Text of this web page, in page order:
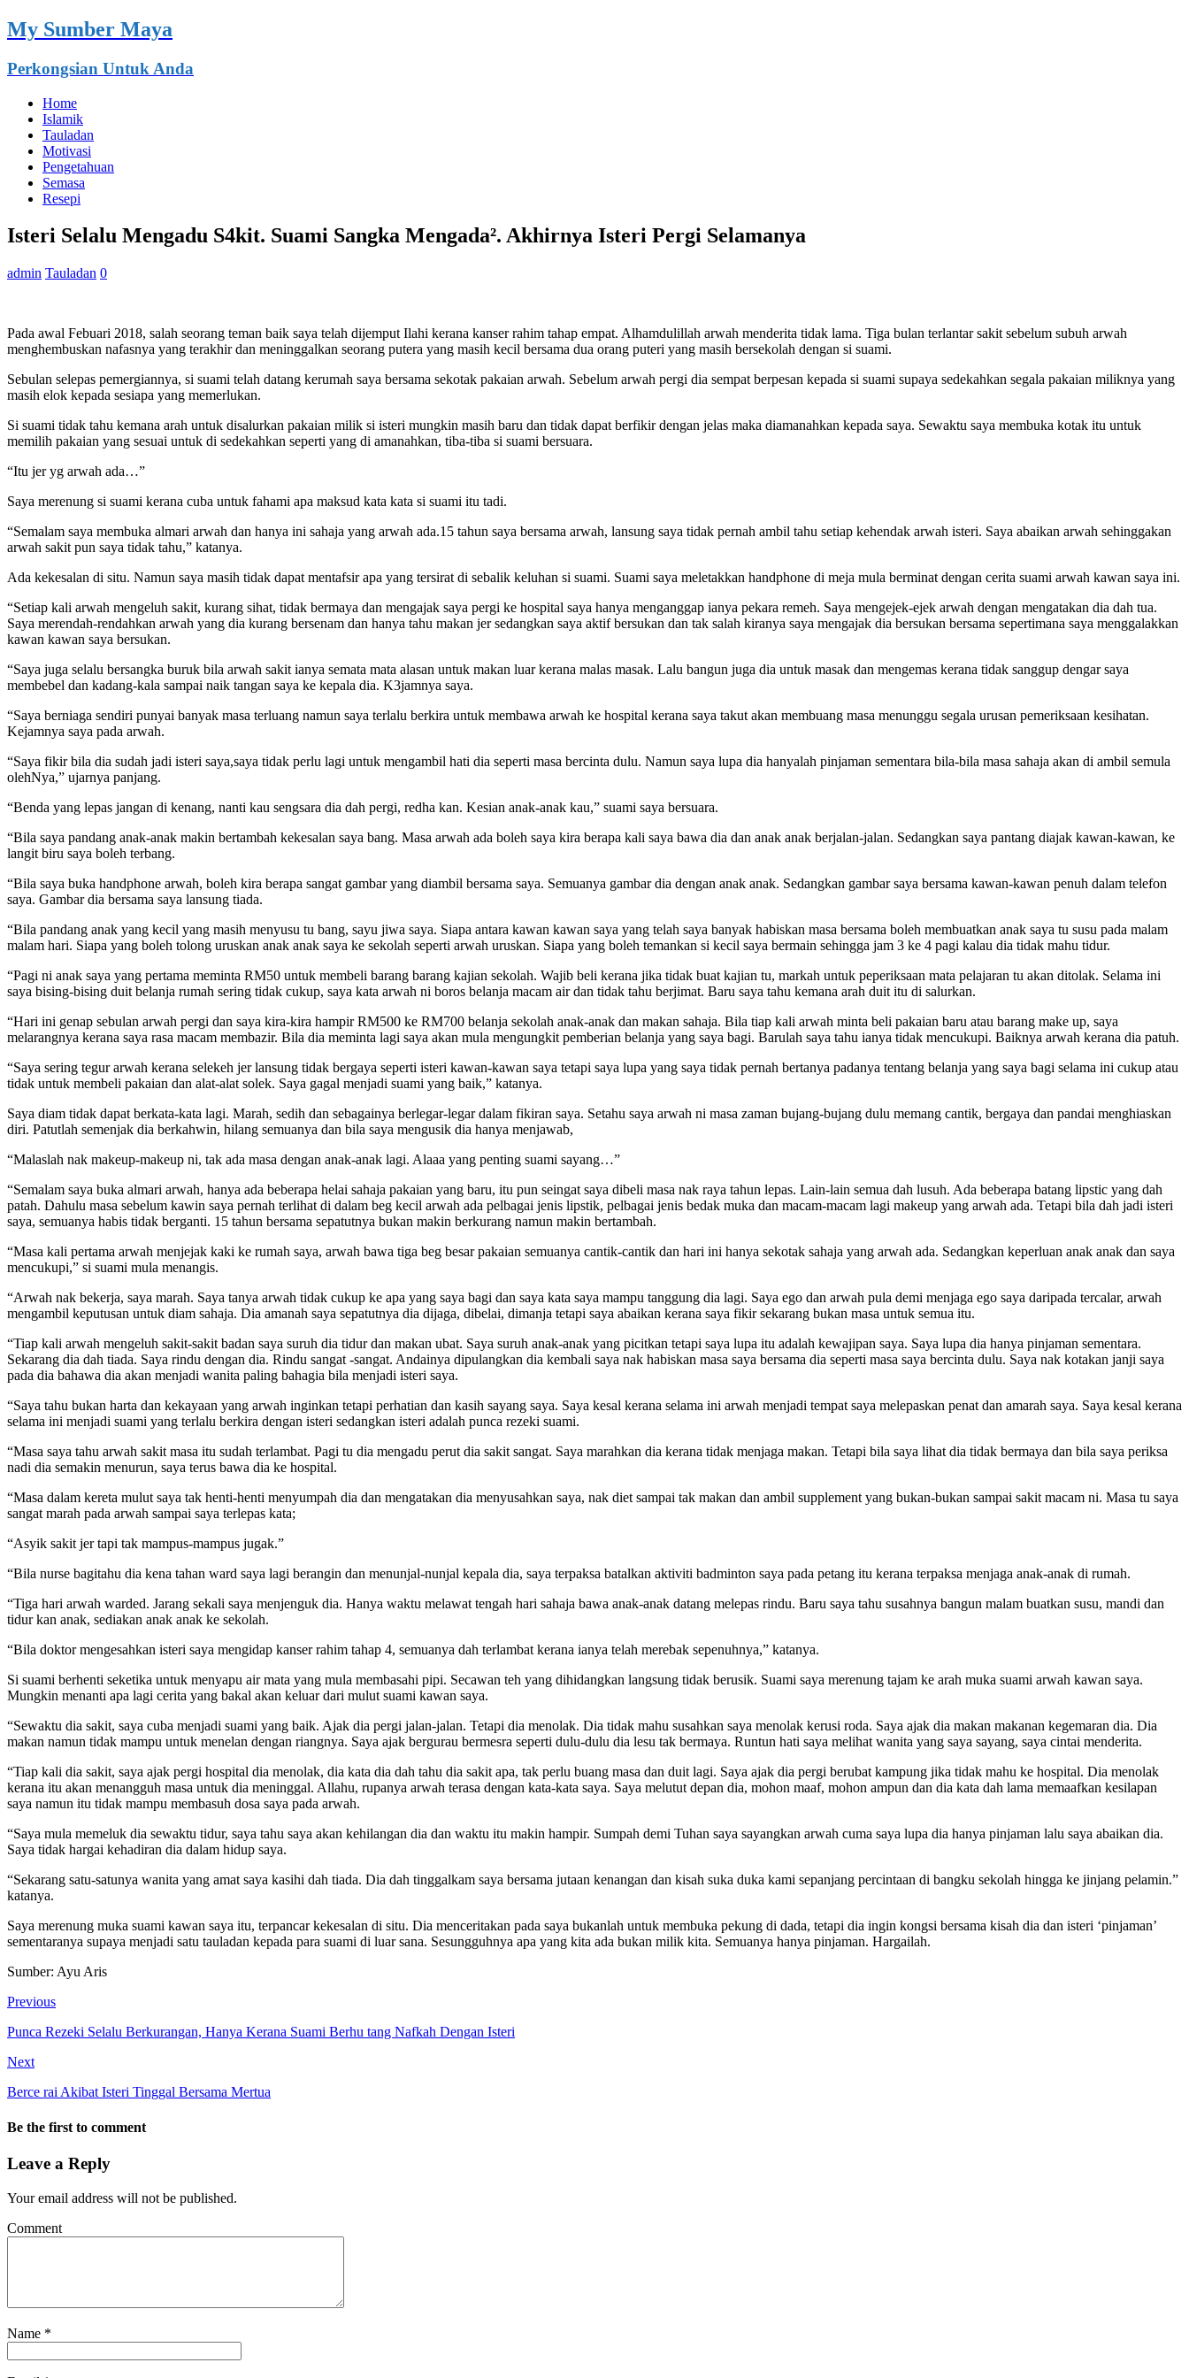
My Sumber Maya
Perkongsian Untuk Anda
Home
Islamik
Tauladan
Motivasi
Pengetahuan
Semasa
Resepi
Isteri Selalu Mengadu S4kit. Suami Sangka Mengada². Akhirnya Isteri Pergi Selamanya
admin Tauladan 0
Pada awal Febuari 2018, salah seorang teman baik saya telah dijemput Ilahi kerana kanser rahim tahap empat. Alhamdulillah arwah menderita tidak lama. Tiga bulan terlantar sakit sebelum subuh arwah
menghembuskan nafasnya yang terakhir dan meninggalkan seorang putera yang masih kecil bersama dua orang puteri yang masih bersekolah dengan si suami.
Sebulan selepas pemergiannya, si suami telah datang kerumah saya bersama sekotak pakaian arwah. Sebelum arwah pergi dia sempat berpesan kepada si suami supaya sedekahkan segala pakaian miliknya yang
masih elok kepada sesiapa yang memerlukan.
Si suami tidak tahu kemana arah untuk disalurkan pakaian milik si isteri mungkin masih baru dan tidak dapat berfikir dengan jelas maka diamanahkan kepada saya. Sewaktu saya membuka kotak itu untuk
memilih pakaian yang sesuai untuk di sedekahkan seperti yang di amanahkan, tiba-tiba si suami bersuara.
“Itu jer yg arwah ada…”
Saya merenung si suami kerana cuba untuk fahami apa maksud kata kata si suami itu tadi.
“Semalam saya membuka almari arwah dan hanya ini sahaja yang arwah ada.15 tahun saya bersama arwah, lansung saya tidak pernah ambil tahu setiap kehendak arwah isteri. Saya abaikan arwah sehinggakan
arwah sakit pun saya tidak tahu,” katanya.
Ada kekesalan di situ. Namun saya masih tidak dapat mentafsir apa yang tersirat di sebalik keluhan si suami. Suami saya meletakkan handphone di meja mula berminat dengan cerita suami arwah kawan saya ini.
“Setiap kali arwah mengeluh sakit, kurang sihat, tidak bermaya dan mengajak saya pergi ke hospital saya hanya menganggap ianya pekara remeh. Saya mengejek-ejek arwah dengan mengatakan dia dah tua.
Saya merendah-rendahkan arwah yang dia kurang bersenam dan hanya tahu makan jer sedangkan saya aktif bersukan dan tak salah kiranya saya mengajak dia bersukan bersama sepertimana saya menggalakkan
kawan kawan saya bersukan.
“Saya juga selalu bersangka buruk bila arwah sakit ianya semata mata alasan untuk makan luar kerana malas masak. Lalu bangun juga dia untuk masak dan mengemas kerana tidak sanggup dengar saya
membebel dan kadang-kala sampai naik tangan saya ke kepala dia. K3jamnya saya.
“Saya berniaga sendiri punyai banyak masa terluang namun saya terlalu berkira untuk membawa arwah ke hospital kerana saya takut akan membuang masa menunggu segala urusan pemeriksaan kesihatan.
Kejamnya saya pada arwah.
“Saya fikir bila dia sudah jadi isteri saya,saya tidak perlu lagi untuk mengambil hati dia seperti masa bercinta dulu. Namun saya lupa dia hanyalah pinjaman sementara bila-bila masa sahaja akan di ambil semula
olehNya,” ujarnya panjang.
“Benda yang lepas jangan di kenang, nanti kau sengsara dia dah pergi, redha kan. Kesian anak-anak kau,” suami saya bersuara.
“Bila saya pandang anak-anak makin bertambah kekesalan saya bang. Masa arwah ada boleh saya kira berapa kali saya bawa dia dan anak anak berjalan-jalan. Sedangkan saya pantang diajak kawan-kawan, ke
langit biru saya boleh terbang.
“Bila saya buka handphone arwah, boleh kira berapa sangat gambar yang diambil bersama saya. Semuanya gambar dia dengan anak anak. Sedangkan gambar saya bersama kawan-kawan penuh dalam telefon
saya. Gambar dia bersama saya lansung tiada.
“Bila pandang anak yang kecil yang masih menyusu tu bang, sayu jiwa saya. Siapa antara kawan kawan saya yang telah saya banyak habiskan masa bersama boleh membuatkan anak saya tu susu pada malam
malam hari. Siapa yang boleh tolong uruskan anak anak saya ke sekolah seperti arwah uruskan. Siapa yang boleh temankan si kecil saya bermain sehingga jam 3 ke 4 pagi kalau dia tidak mahu tidur.
“Pagi ni anak saya yang pertama meminta RM50 untuk membeli barang barang kajian sekolah. Wajib beli kerana jika tidak buat kajian tu, markah untuk peperiksaan mata pelajaran tu akan ditolak. Selama ini
saya bising-bising duit belanja rumah sering tidak cukup, saya kata arwah ni boros belanja macam air dan tidak tahu berjimat. Baru saya tahu kemana arah duit itu di salurkan.
“Hari ini genap sebulan arwah pergi dan saya kira-kira hampir RM500 ke RM700 belanja sekolah anak-anak dan makan sahaja. Bila tiap kali arwah minta beli pakaian baru atau barang make up, saya
melarangnya kerana saya rasa macam membazir. Bila dia meminta lagi saya akan mula mengungkit pemberian belanja yang saya bagi. Barulah saya tahu ianya tidak mencukupi. Baiknya arwah kerana dia patuh.
“Saya sering tegur arwah kerana selekeh jer lansung tidak bergaya seperti isteri kawan-kawan saya tetapi saya lupa yang saya tidak pernah bertanya padanya tentang belanja yang saya bagi selama ini cukup atau
tidak untuk membeli pakaian dan alat-alat solek. Saya gagal menjadi suami yang baik,” katanya.
Saya diam tidak dapat berkata-kata lagi. Marah, sedih dan sebagainya berlegar-legar dalam fikiran saya. Setahu saya arwah ni masa zaman bujang-bujang dulu memang cantik, bergaya dan pandai menghiaskan
diri. Patutlah semenjak dia berkahwin, hilang semuanya dan bila saya mengusik dia hanya menjawab,
“Malaslah nak makeup-makeup ni, tak ada masa dengan anak-anak lagi. Alaaa yang penting suami sayang…”
“Semalam saya buka almari arwah, hanya ada beberapa helai sahaja pakaian yang baru, itu pun seingat saya dibeli masa nak raya tahun lepas. Lain-lain semua dah lusuh. Ada beberapa batang lipstic yang dah
patah. Dahulu masa sebelum kawin saya pernah terlihat di dalam beg kecil arwah ada pelbagai jenis lipstik, pelbagai jenis bedak muka dan macam-macam lagi makeup yang arwah ada. Tetapi bila dah jadi isteri
saya, semuanya habis tidak berganti. 15 tahun bersama sepatutnya bukan makin berkurang namun makin bertambah.
“Masa kali pertama arwah menjejak kaki ke rumah saya, arwah bawa tiga beg besar pakaian semuanya cantik-cantik dan hari ini hanya sekotak sahaja yang arwah ada. Sedangkan keperluan anak anak dan saya
mencukupi,” si suami mula menangis.
“Arwah nak bekerja, saya marah. Saya tanya arwah tidak cukup ke apa yang saya bagi dan saya kata saya mampu tanggung dia lagi. Saya ego dan arwah pula demi menjaga ego saya daripada tercalar, arwah
mengambil keputusan untuk diam sahaja. Dia amanah saya sepatutnya dia dijaga, dibelai, dimanja tetapi saya abaikan kerana saya fikir sekarang bukan masa untuk semua itu.
“Tiap kali arwah mengeluh sakit-sakit badan saya suruh dia tidur dan makan ubat. Saya suruh anak-anak yang picitkan tetapi saya lupa itu adalah kewajipan saya. Saya lupa dia hanya pinjaman sementara.
Sekarang dia dah tiada. Saya rindu dengan dia. Rindu sangat -sangat. Andainya dipulangkan dia kembali saya nak habiskan masa saya bersama dia seperti masa saya bercinta dulu. Saya nak kotakan janji saya
pada dia bahawa dia akan menjadi wanita paling bahagia bila menjadi isteri saya.
“Saya tahu bukan harta dan kekayaan yang arwah inginkan tetapi perhatian dan kasih sayang saya. Saya kesal kerana selama ini arwah menjadi tempat saya melepaskan penat dan amarah saya. Saya kesal kerana
selama ini menjadi suami yang terlalu berkira dengan isteri sedangkan isteri adalah punca rezeki suami.
“Masa saya tahu arwah sakit masa itu sudah terlambat. Pagi tu dia mengadu perut dia sakit sangat. Saya marahkan dia kerana tidak menjaga makan. Tetapi bila saya lihat dia tidak bermaya dan bila saya periksa
nadi dia semakin menurun, saya terus bawa dia ke hospital.
“Masa dalam kereta mulut saya tak henti-henti menyumpah dia dan mengatakan dia menyusahkan saya, nak diet sampai tak makan dan ambil supplement yang bukan-bukan sampai sakit macam ni. Masa tu saya
sangat marah pada arwah sampai saya terlepas kata;
“Asyik sakit jer tapi tak mampus-mampus jugak.”
“Bila nurse bagitahu dia kena tahan ward saya lagi berangin dan menunjal-nunjal kepala dia, saya terpaksa batalkan aktiviti badminton saya pada petang itu kerana terpaksa menjaga anak-anak di rumah.
“Tiga hari arwah warded. Jarang sekali saya menjenguk dia. Hanya waktu melawat tengah hari sahaja bawa anak-anak datang melepas rindu. Baru saya tahu susahnya bangun malam buatkan susu, mandi dan
tidur kan anak, sediakan anak anak ke sekolah.
“Bila doktor mengesahkan isteri saya mengidap kanser rahim tahap 4, semuanya dah terlambat kerana ianya telah merebak sepenuhnya,” katanya.
Si suami berhenti seketika untuk menyapu air mata yang mula membasahi pipi. Secawan teh yang dihidangkan langsung tidak berusik. Suami saya merenung tajam ke arah muka suami arwah kawan saya.
Mungkin menanti apa lagi cerita yang bakal akan keluar dari mulut suami kawan saya.
“Sewaktu dia sakit, saya cuba menjadi suami yang baik. Ajak dia pergi jalan-jalan. Tetapi dia menolak. Dia tidak mahu susahkan saya menolak kerusi roda. Saya ajak dia makan makanan kegemaran dia. Dia
makan namun tidak mampu untuk menelan dengan riangnya. Saya ajak bergurau bermesra seperti dulu-dulu dia lesu tak bermaya. Runtun hati saya melihat wanita yang saya sayang, saya cintai menderita.
“Tiap kali dia sakit, saya ajak pergi hospital dia menolak, dia kata dia dah tahu dia sakit apa, tak perlu buang masa dan duit lagi. Saya ajak dia pergi berubat kampung jika tidak mahu ke hospital. Dia menolak
kerana itu akan menangguh masa untuk dia meninggal. Allahu, rupanya arwah terasa dengan kata-kata saya. Saya melutut depan dia, mohon maaf, mohon ampun dan dia kata dah lama memaafkan kesilapan
saya namun itu tidak mampu membasuh dosa saya pada arwah.
“Saya mula memeluk dia sewaktu tidur, saya tahu saya akan kehilangan dia dan waktu itu makin hampir. Sumpah demi Tuhan saya sayangkan arwah cuma saya lupa dia hanya pinjaman lalu saya abaikan dia.
Saya tidak hargai kehadiran dia dalam hidup saya.
“Sekarang satu-satunya wanita yang amat saya kasihi dah tiada. Dia dah tinggalkam saya bersama jutaan kenangan dan kisah suka duka kami sepanjang percintaan di bangku sekolah hingga ke jinjang pelamin.”
katanya.
Saya merenung muka suami kawan saya itu, terpancar kekesalan di situ. Dia menceritakan pada saya bukanlah untuk membuka pekung di dada, tetapi dia ingin kongsi bersama kisah dia dan isteri ‘pinjaman’
sementaranya supaya menjadi satu tauladan kepada para suami di luar sana. Sesungguhnya apa yang kita ada bukan milik kita. Semuanya hanya pinjaman. Hargailah.
Sumber: Ayu Aris
Previous
Punca Rezeki Selalu Berkurangan, Hanya Kerana Suami Berhu tang Nafkah Dengan Isteri
Next
Berce rai Akibat Isteri Tinggal Bersama Mertua
Be the first to comment
Leave a Reply
Your email address will not be published.
Comment
Name *